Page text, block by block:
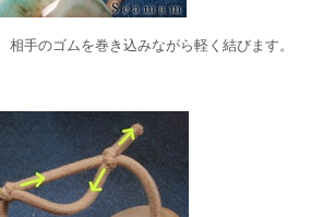
手のゴムを巻き込みながら軽く結びます。